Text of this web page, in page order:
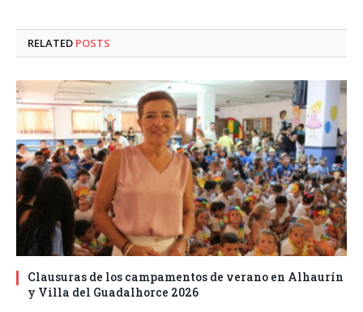
RELATED POSTS
Clausuras de los campamentos de verano en Alhaurín
y Villa del Guadalhorce 2026